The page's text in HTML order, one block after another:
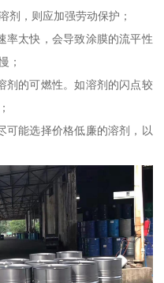
剂，则应加强劳动保护；
率太快，会导致涂膜的流平性
；
剂的可燃性。如溶剂的闪点较
可能选择价格低廉的溶剂，以